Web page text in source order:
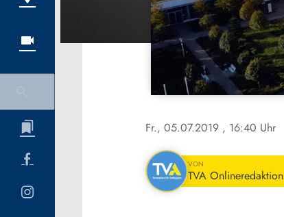
Fr., 05.07.2019 , 16:40 Uhr
VON
TVA Onlineredaktion